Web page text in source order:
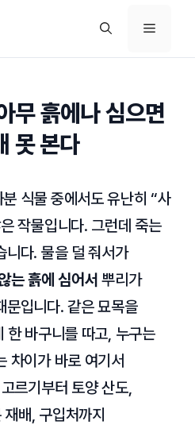
메
무 흙에나 심으면
못 본다
식물 중에서도 유난히 “사
작물입니다. 그런데 죽는
니다. 물을 덜 줘서가
는 흙에 심어서 뿌리가
문입니다. 같은 묘목을
바구니를 따고, 누구는
차이가 바로 여기서
르기부터 토양 산도,
배, 구입처까지